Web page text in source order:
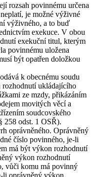
rozsah povinnému určena
je možné výživné
výživného, a to buď
exekuce. V obou
exekuční titul, kterým
povinnému uložena
být opatřen doložkou
k obecnému soudu
ukládajícího
ze mzdy, přikázáním
movitých věcí a
soudcovského
258 odst. 1 OSŘ).
oprávněného. Oprávněný
číslo povinného, je-li
má být výkon rozhodnutí
výkon rozhodnutí
vůči komu má povinný
li oprávněný výkon